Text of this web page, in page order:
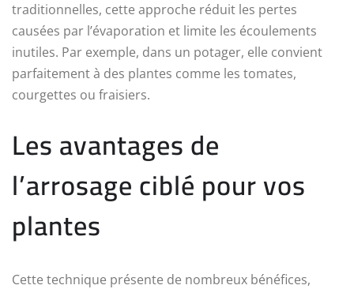
traditionnelles, cette approche réduit les pertes
causées par l’évaporation et limite les écoulements
inutiles. Par exemple, dans un potager, elle convient
parfaitement à des plantes comme les tomates,
courgettes ou fraisiers.
Les avantages de
l’arrosage ciblé pour vos
plantes
Cette technique présente de nombreux bénéfices,